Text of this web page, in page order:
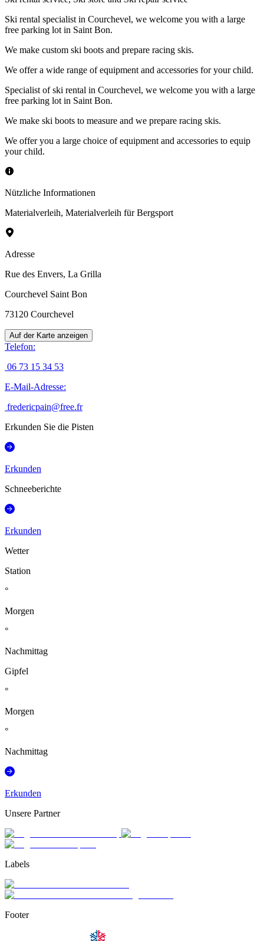
Ski rental specialist in Courchevel, we welcome you with a large
free parking lot in Saint Bon.
We make custom ski boots and prepare racing skis.
We offer a wide range of equipment and accessories for your child.
Specialist of ski rental in Courchevel, we welcome you with a large
free parking lot in Saint Bon.
We make ski boots to measure and we prepare racing skis.
We offer you a large choice of equipment and accessories to equip
your child.
Nützliche Informationen
Materialverleih, Materialverleih für Bergsport
Adresse
Rue des Envers, La Grilla
Courchevel Saint Bon
73120 Courchevel
Auf der Karte anzeigen
Telefon:
06 73 15 34 53
E-Mail-Adresse:
fredericpain@free.fr
Erkunden Sie die Pisten
Erkunden
Schneeberichte
Erkunden
Wetter
Station
°
Morgen
°
Nachmittag
Gipfel
°
Morgen
°
Nachmittag
Erkunden
Unsere Partner
Labels
Footer